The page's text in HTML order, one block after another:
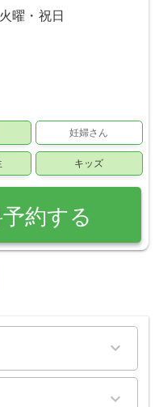
曜・祝日
妊婦さん
キッズ
約する